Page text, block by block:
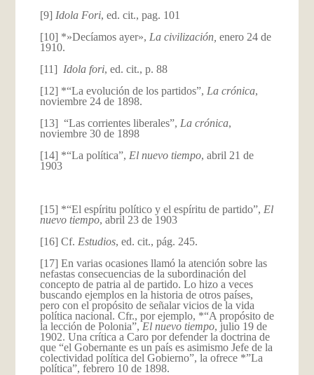
[9] Idola Fori, ed. cit., pag. 101
[10] *»Decíamos ayer», La civilización, enero 24 de
1910.
[11] Idola fori, ed. cit., p. 88
[12] *“La evolución de los partidos”, La crónica,
noviembre 24 de 1898.
[13] “Las corrientes liberales”, La crónica,
noviembre 30 de 1898
[14] *“La política”, El nuevo tiempo, abril 21 de
1903
[15] *“El espíritu político y el espíritu de partido”, El
nuevo tiempo, abril 23 de 1903
[16] Cf. Estudios, ed. cit., pág. 245.
[17] En varias ocasiones llamó la atención sobre las
nefastas consecuencias de la subordinación del
concepto de patria al de partido. Lo hizo a veces
buscando ejemplos en la historia de otros países,
pero con el propósito de señalar vicios de la vida
política nacional. Cfr., por ejemplo, *“A propósito de
la lección de Polonia”, El nuevo tiempo, julio 19 de
1902. Una crítica a Caro por defender la doctrina de
que “el Gobernante es un país es asimismo Jefe de la
colectividad política del Gobierno”, la ofrece *”La
política”, febrero 10 de 1898.